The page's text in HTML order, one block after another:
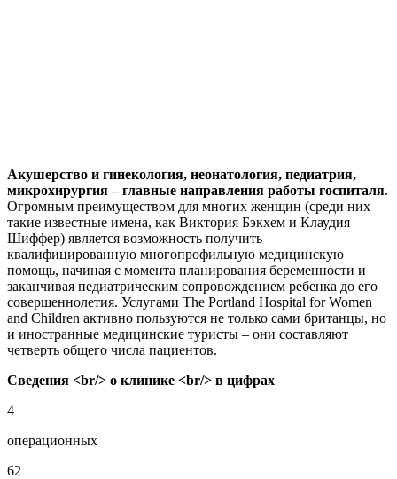
Акушерство и гинекология, неонатология, педиатрия,
микрохирургия – главные направления работы госпиталя.
Огромным преимуществом для многих женщин (среди них
такие известные имена, как Виктория Бэкхем и Клаудия
Шиффер) является возможность получить
квалифицированную многопрофильную медицинскую
помощь, начиная с момента планирования беременности и
заканчивая педиатрическим сопровождением ребенка до его
совершеннолетия. Услугами The Portland Hospital for Women
and Children активно пользуются не только сами британцы, но
и иностранные медицинские туристы – они составляют
четверть общего числа пациентов.
Сведения <br/> о клинике <br/> в цифрах
4
операционных
62